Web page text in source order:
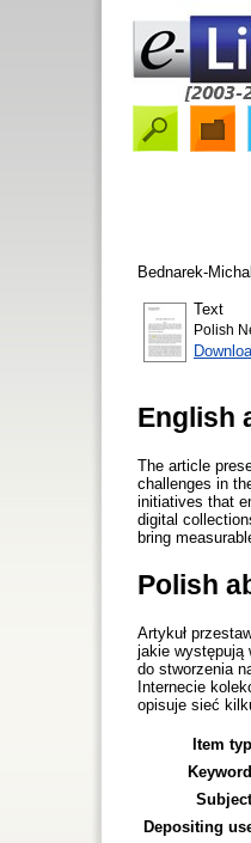
Bednarek-
Text
Polish
English
The article
challenges in
initiatives that
digital
bring
Polish
Artykuł
jakie występują
do stworzenia
Internecie
opisuje sieć
Item
Depositing